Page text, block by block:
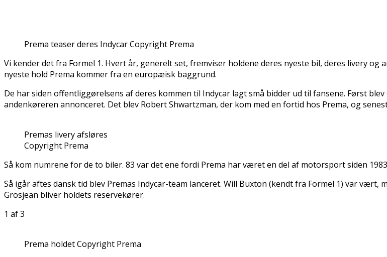
Prema teaser deres Indycar Copyright Prema
Vi kender det fra Formel 1. Hvert år, generelt set, fremviser holdene deres nyeste bil, deres livery og
nyeste hold Prema kommer fra en europæisk baggrund.
De har siden offentliggørelsens af deres kommen til Indycar lagt små bidder ud til fansene. Først
andenkøreren annonceret. Det blev Robert Shwartzman, der kom med en fortid hos Prema, og
Premas livery afsløres
Copyright Prema
Så kom numrene for de to biler. 83 var det ene fordi Prema har været en del af motorsport siden
Så igår aftes dansk tid blev Premas Indycar-team lanceret. Will Buxton (kendt fra Formel 1) var
Grosjean bliver holdets reservekører.
1 af 3
Prema holdet Copyright Prema